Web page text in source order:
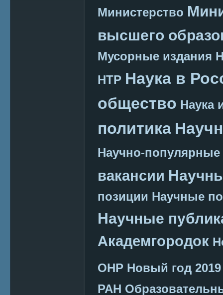
Министерство
высшего
Мусорные издания
НТР Наука в
общество Наука
политика
Научно-
вакансии
позиции Научные
Научные
Академгородок
ОНР Новый год 2019
РАН